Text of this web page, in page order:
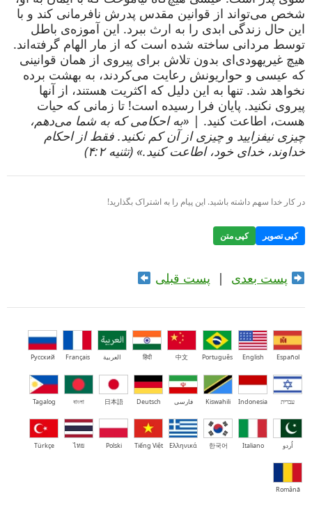
شخص می‌تواند از قوانین مقدس پدرش نافرمانی کند و با
این حال زندگی ابدی را به ارث ببرد. این آموزه‌ی باطل
توسط مردانی ساخته شده است که از مار الهام گرفته‌اند.
هیچ غیریهودی‌ای بدون تلاش برای پیروی از همان قوانینی
که عیسی و حواریونش رعایت می‌کردند، به بهشت برده
نخواهد شد. تنها به این دلیل که اکثریت هستند، از آنها
پیروی نکنید. پایان فرا رسیده است! تا زمانی که حیات
هست، اطاعت کنید. | «به احکامی که به شما می‌دهم،
چیزی نیفزایید و چیزی از آن کم نکنید. فقط از احکام
خداوند، خدای خود، اطاعت کنید.» (تثنیه ۴:۲)
در کار خدا سهم داشته باشید. این پیام را به اشتراک بگذارید!
کپی تصویر کپی متن
پست بعدی | پست قبلی
Español
English
Português
中文
हिंदी العربية Français
Русский
עברית Indonesia
Kiswahili فارسی Deutsch
日本語
বাংলা
Tagalog
اُردو Italiano
한국어
Ελληνικά
Tiếng Việt
Polski
ไทย
Türkçe
Română